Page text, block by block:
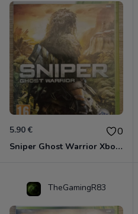
5.90 € 0
Sniper Ghost Warrior Xbox 360
TheGamingR83